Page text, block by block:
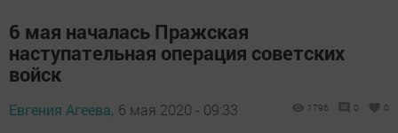
6 мая началась Пражская
наступательная операция советских
войск
Евгения Агеева, 6 мая 2020 - 09:33 1796 0 0